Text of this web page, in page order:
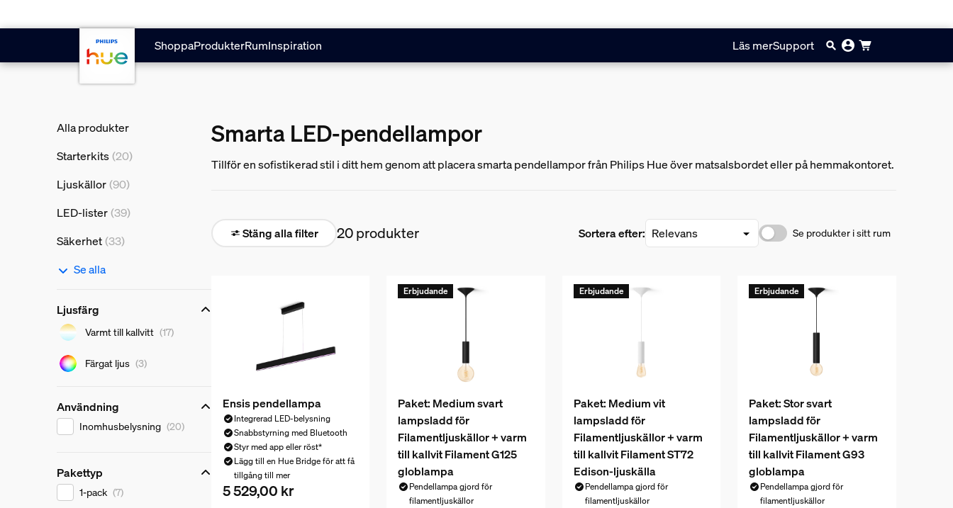
ShoppaProdukterRumInspiration Läs merSupport
Alla produkter
Starterkits (20)
Ljuskällor (90)
LED-lister (39)
Säkerhet (33)
Se alla
Ljusfärg
Ljusfärg
Varmt till kallvitt (17)
Färgat ljus (3)
Användning
Användning
Inomhusbelysning (20)
Pakettyp
Pakettyp
1-pack (7)
Smarta LED-pendellampor
Tillför en sofistikerad stil i ditt hem genom att placera smarta pendellampor från Philips Hue över matsalsbordet eller på hemmakontoret.
Stäng alla filter 20 produkter Sortera efter: Se produkter i sitt rum
Ensis pendellampa
Integrerad LED-belysning
Snabbstyrning med Bluetooth
Styr med app eller röst*
Lägg till en Hue Bridge för att få
tillgång till mer
Nuvarande pris är 5 529,00 kr
5 529,00 kr
Erbjudande
Paket: Medium svart
lampsladd för
Filamentljuskällor + varm
till kallvit Filament G125
globlampa
Pendellampa gjord för
filamentljuskällor
Erbjudande
Paket: Medium vit
lampsladd för
Filamentljuskällor + varm
till kallvit Filament ST72
Edison-ljuskälla
Pendellampa gjord för
filamentljuskällor
Erbjudande
Paket: Stor svart
lampsladd för
Filamentljuskällor + varm
till kallvit Filament G93
globlampa
Pendellampa gjord för
filamentljuskällor